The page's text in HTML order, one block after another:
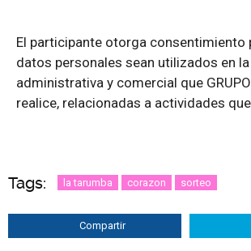
El participante otorga consentimiento
datos personales sean utilizados en
administrativa y comercial que
realice, relacionadas a actividades
Tags: la tarumba corazon sorteo
Compartir